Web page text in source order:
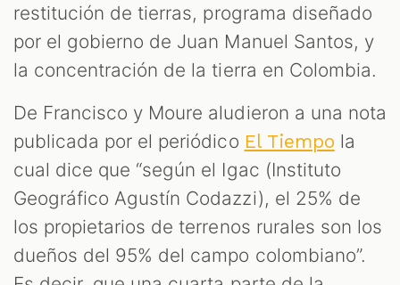
restitución de tierras, programa diseñado
por el gobierno de Juan Manuel Santos, y
la concentración de la tierra en Colombia.
De Francisco y Moure aludieron a una nota
publicada por el periódico El Tiempo la
cual dice que “según el Igac (Instituto
Geográfico Agustín Codazzi), el 25% de
los propietarios de terrenos rurales son los
dueños del 95% del campo colombiano”.